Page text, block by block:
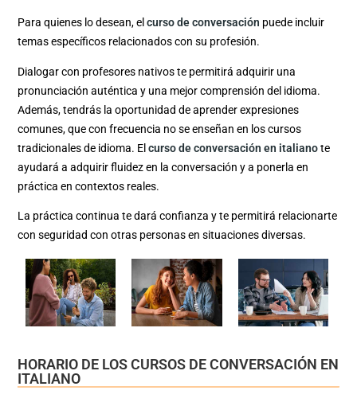
Para quienes lo desean, el curso de conversación puede incluir
temas específicos relacionados con su profesión.
Dialogar con profesores nativos te permitirá adquirir una
pronunciación auténtica y una mejor comprensión del idioma.
Además, tendrás la oportunidad de aprender expresiones
comunes, que con frecuencia no se enseñan en los cursos
tradicionales de idioma. Elcurso de conversación en italianote
ayudará a adquirir fluidez en la conversación y a ponerla en
práctica en contextos reales.
La práctica continua te dará confianza y te permitirá relacionarte
con seguridad con otras personas en situaciones diversas.
HORARIO DE LOS CURSOS DE CONVERSACIÓN EN
ITALIANO